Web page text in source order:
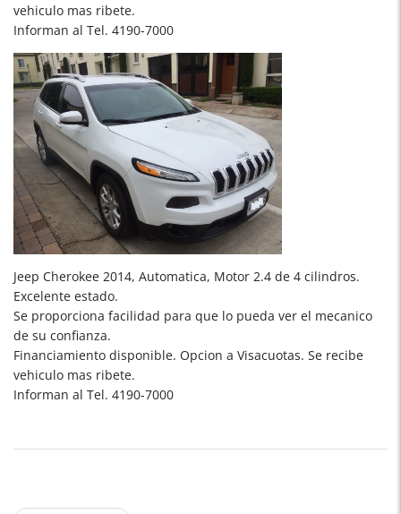
vehiculo mas ribete.
Informan al Tel. 4190-7000
Jeep Cherokee 2014, Automatica, Motor 2.4 de 4 cilindros.
Excelente estado.
Se proporciona facilidad para que lo pueda ver el mecanico
de su confianza.
Financiamiento disponible. Opcion a Visacuotas. Se recibe
vehiculo mas ribete.
Informan al Tel. 4190-7000